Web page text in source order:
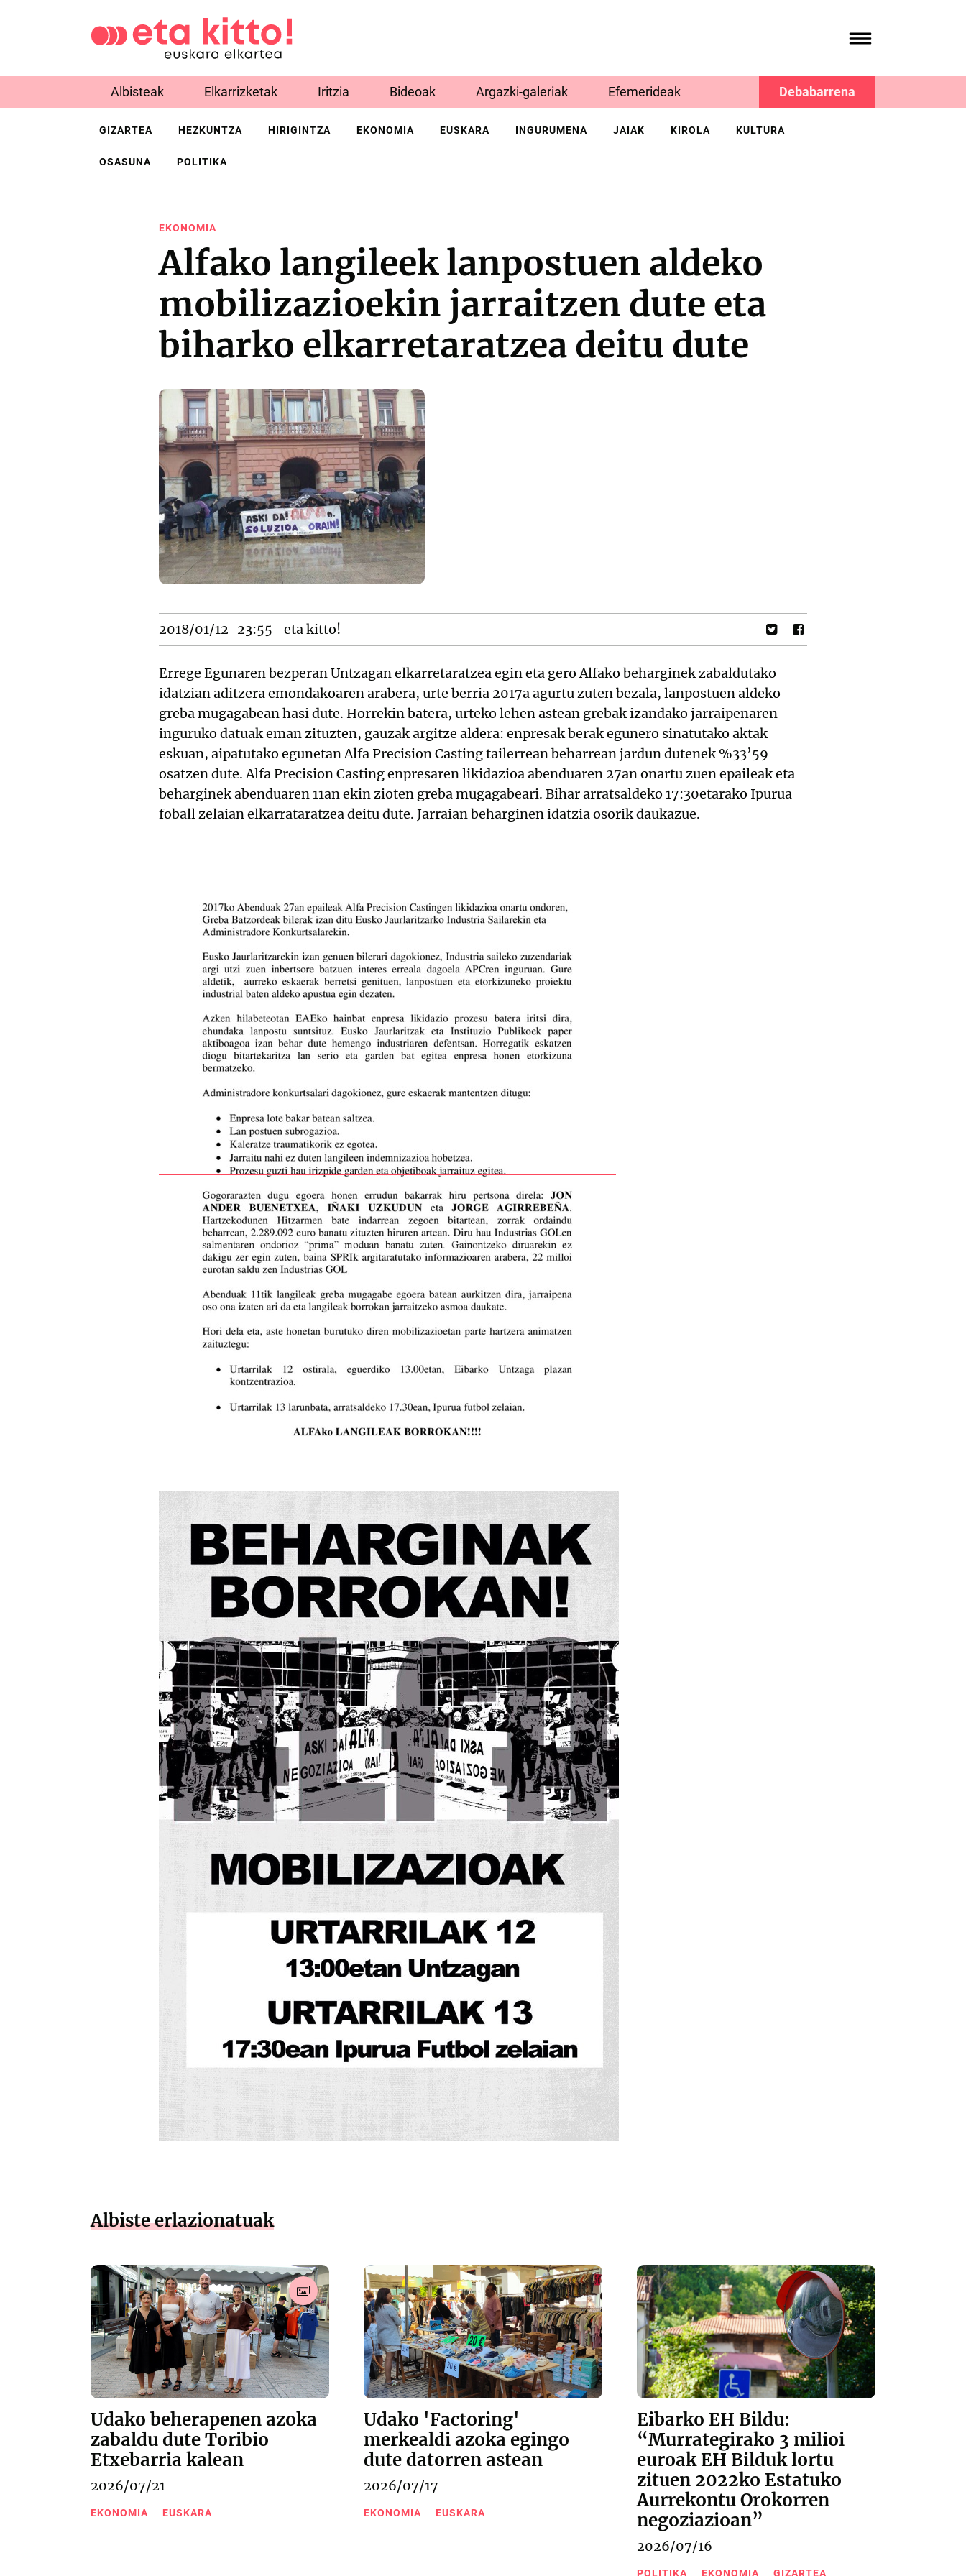
Albisteak Elkarrizketak Iritzia Bideoak Argazki-galeriak Efemerideak Debabarrena
GIZARTEA HEZKUNTZA HIRIGINTZA EKONOMIA EUSKARA INGURUMENA JAIAK KIROLA KULTURA
OSASUNA POLITIKA
EKONOMIA
Alfako langileek lanpostuen aldeko
mobilizazioekin jarraitzen dute eta
biharko elkarretaratzea deitu dute
2018/01/12 23:55 eta kitto!
Errege Egunaren bezperan Untzagan elkarretaratzea egin eta gero Alfako beharginek zabaldutako
idatzian aditzera emondakoaren arabera, urte berria 2017a agurtu zuten bezala, lanpostuen aldeko
greba mugagabean hasi dute. Horrekin batera, urteko lehen astean grebak izandako jarraipenaren
inguruko datuak eman zituzten, gauzak argitze aldera: enpresak berak egunero sinatutako aktak
eskuan, aipatutako egunetan Alfa Precision Casting tailerrean beharrean jardun dutenek %33’59
osatzen dute. Alfa Precision Casting enpresaren likidazioa abenduaren 27an onartu zuen epaileak eta
beharginek abenduaren 11an ekin zioten greba mugagabeari. Bihar arratsaldeko 17:30etarako Ipurua
foball zelaian elkarrataratzea deitu dute. Jarraian beharginen idatzia osorik daukazue.
Albiste erlazionatuak
Udako beherapenen azoka
zabaldu dute Toribio
Etxebarria kalean
2026/07/21
EKONOMIA EUSKARA
Udako 'Factoring'
merkealdi azoka egingo
dute datorren astean
2026/07/17
EKONOMIA EUSKARA
Eibarko EH Bildu:
“Murrategirako 3 milioi
euroak EH Bilduk lortu
zituen 2022ko Estatuko
Aurrekontu Orokorren
negoziazioan”
2026/07/16
POLITIKA EKONOMIA GIZARTEA